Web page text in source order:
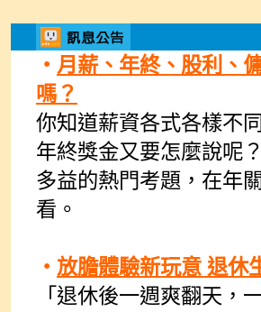
‧ 月薪、年終、股利、
嗎？
你知道薪資各式各樣不
年終獎金又要怎麼說呢
多益的熱門考題，在年
看。
‧ 放膽體驗新玩意 退休
「退休後一週爽翻天，